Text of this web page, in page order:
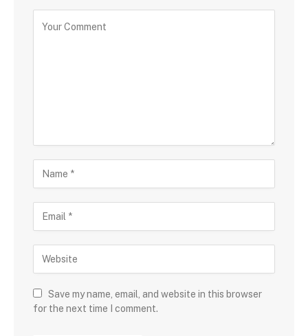
Save my name, email, and website in this browser
for the next time I comment.